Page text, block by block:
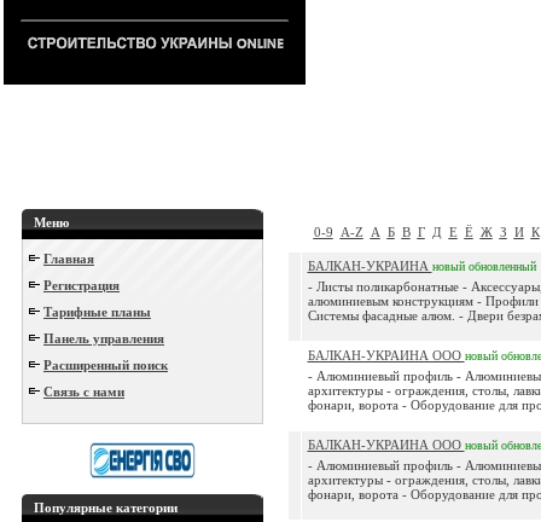
Меню
Главная
Регистрация
Тарифные планы
Панель управления
Расширенный поиск
Связь с нами
Популярные категории
0-9 A-Z А Б В Г Д Е Ё Ж З И К
БАЛКАН-УКРАИНА новый обновленный
- Листы поликарбонатные -
алюминиевым конструкциям -
Системы фасадные алюм. - Двери
БАЛКАН-УКРАИНА ООО новый
- Алюминиевый профиль -
архитектуры - ограждения, столы,
фонари, ворота - Оборудование для
БАЛКАН-УКРАИНА ООО новый
- Алюминиевый профиль -
архитектуры - ограждения, столы,
фонари, ворота - Оборудование для